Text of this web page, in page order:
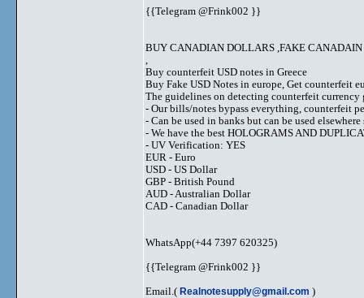
{{Telegram @Frink002 }}
BUY CANADIAN DOLLARS ,FAKE
Buy counterfeit USD notes in Greece
Buy Fake USD Notes in europe, Get counterfeit
The guidelines on detecting counterfeit
- Our bills/notes bypass everything, counterfeit
- Can be used in banks but can be used
- We have the best HOLOGRAMS AND
- UV Verification: YES
EUR - Euro
USD - US Dollar
GBP - British Pound
AUD - Australian Dollar
CAD - Canadian Dollar
WhatsApp(+44 7397 620325)
{{Telegram @Frink002 }}
Email.( Realnotesupply@gmail.com )